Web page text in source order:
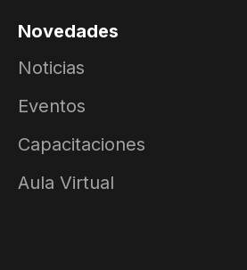
Novedades
Noticias
Eventos
Capacitaciones
Aula Virtual